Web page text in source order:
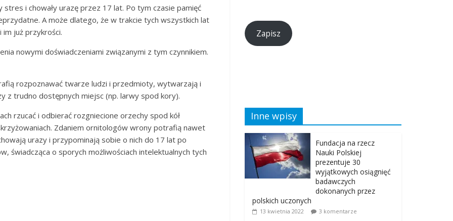
stres i chowały urazę przez 17 lat. Po tym czasie pamięć
A może dlatego, że w trakcie tych wszystkich lat
już przykrości.
nowymi doświadczeniami związanymi z tym czynnikiem.
rozpoznawać twarze ludzi i przedmioty, wytwarzają i
z trudno dostępnych miejsc (np. larwy spod kory).
rzucać i odbierać rozgniecione orzechy spod kół
Zdaniem ornitologów wrony potrafią nawet
urazy i przypominają sobie o nich do 17 lat po
świadcząca o sporych możliwościach intelektualnych tych
Zapisz
Inne wpisy
Fundacja na rzecz
Nauki Polskiej
prezentuje 30
wyjątkowych osiągnięć
badawczych
dokonanych przez
polskich uczonych
13 kwietnia 2022 3 komentarze